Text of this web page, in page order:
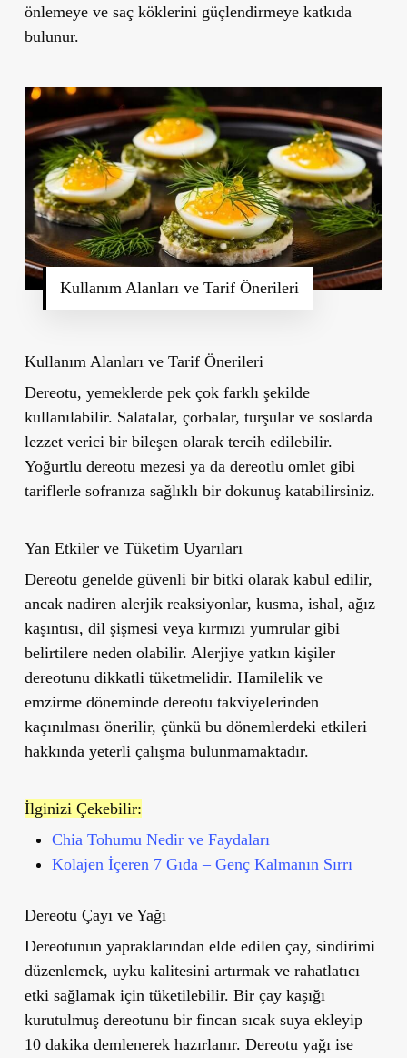
önlemeye ve saç köklerini güçlendirmeye katkıda
bulunur.
Kullanım Alanları ve Tarif Önerileri
Kullanım Alanları ve Tarif Önerileri
Dereotu, yemeklerde pek çok farklı şekilde
kullanılabilir. Salatalar, çorbalar, turşular ve soslarda
lezzet verici bir bileşen olarak tercih edilebilir.
Yoğurtlu dereotu mezesi ya da dereotlu omlet gibi
tariflerle sofranıza sağlıklı bir dokunuş katabilirsiniz.
Yan Etkiler ve Tüketim Uyarıları
Dereotu genelde güvenli bir bitki olarak kabul edilir,
ancak nadiren alerjik reaksiyonlar, kusma, ishal, ağız
kaşıntısı, dil şişmesi veya kırmızı yumrular gibi
belirtilere neden olabilir. Alerjiye yatkın kişiler
dereotunu dikkatli tüketmelidir. Hamilelik ve
emzirme döneminde dereotu takviyelerinden
kaçınılması önerilir, çünkü bu dönemlerdeki etkileri
hakkında yeterli çalışma bulunmamaktadır.
İlginizi Çekebilir:
Chia Tohumu Nedir ve Faydaları
Kolajen İçeren 7 Gıda – Genç Kalmanın Sırrı
Dereotu Çayı ve Yağı
Dereotunun yapraklarından elde edilen çay, sindirimi
düzenlemek, uyku kalitesini artırmak ve rahatlatıcı
etki sağlamak için tüketilebilir. Bir çay kaşığı
kurutulmuş dereotunu bir fincan sıcak suya ekleyip
10 dakika demlenerek hazırlanır. Dereotu yağı ise